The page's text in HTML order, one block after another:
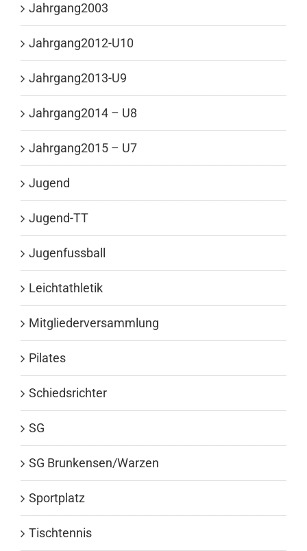
Jahrgang2003
Jahrgang2012-U10
Jahrgang2013-U9
Jahrgang2014 – U8
Jahrgang2015 – U7
Jugend
Jugend-TT
Jugenfussball
Leichtathletik
Mitgliederversammlung
Pilates
Schiedsrichter
SG
SG Brunkensen/Warzen
Sportplatz
Tischtennis